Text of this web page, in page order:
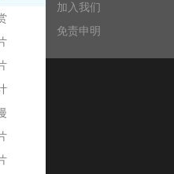
加入我们
免责申明